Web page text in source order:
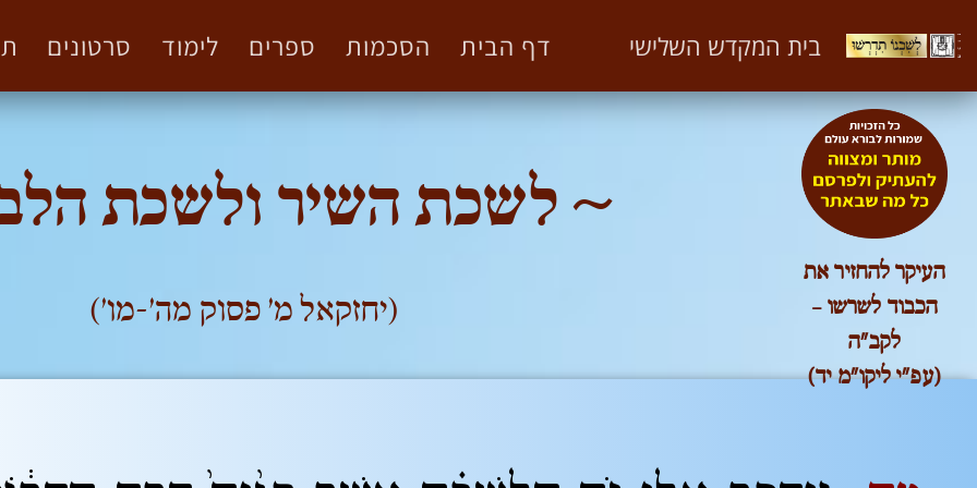
בית המקדש השלישי דף הבית הסכמות ספרים לימוד סרטונים
העיקר להחזיר את
הכבוד לשרשו –
לקב"ה
(עפ"י ליקו"מ יד)
לשכנו תדרשו חלק א'
יחזקאל מ' פסוק מה'-מו'
~ לשכת השיר ולשכת
(יחזקאל מ' פסוק מה'-מו')